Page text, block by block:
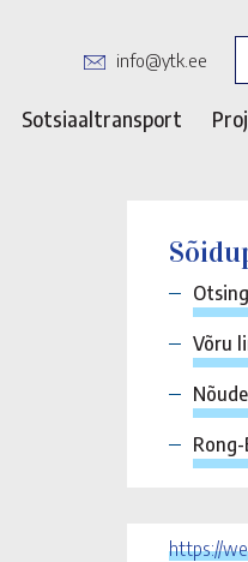
info@ytk.ee
Sotsiaaltransport
Võru
Rong-
https://